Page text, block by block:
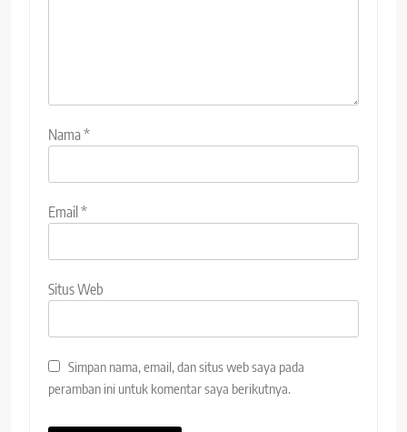
Nama*
Email *
Situs Web
Simpan nama, email, dan situs web saya pada
peramban ini untuk komentar saya berikutnya.